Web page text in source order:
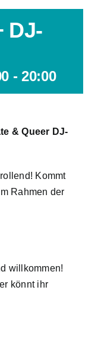
DJ-
-20:00
& Queer DJ-
Kommt
Rahmen der
willkommen!
könnt ihr